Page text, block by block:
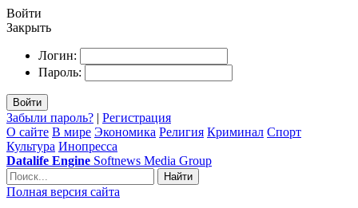
Войти
Закрыть
Логин:
Пароль:
Войти
Забыли пароль? | Регистрация
О сайте В мире Экономика Религия Криминал Спорт
Культура Инопресса
Datalife Engine Softnews Media Group
Найти
Полная версия сайта